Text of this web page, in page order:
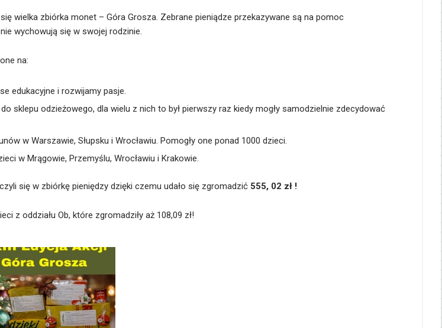
wielka zbiórka monet – Góra Grosza. Zebrane pieniądze przekazywane są na pomoc
wychowują się w swojej rodzinie.
na:
edukacyjne i rozwijamy pasje.
sklepu odzieżowego, dla wielu z nich to był pierwszy raz kiedy mogły samodzielnie zdecydować
w Warszawie, Słupsku i Wrocławiu. Pomogły one ponad 1000 dzieci.
w Mrągowie, Przemyślu, Wrocławiu i Krakowie.
się w zbiórkę pieniędzy dzięki czemu udało się zgromadzić 555, 02 zł !
z oddziału Ob, które zgromadziły aż 108,09 zł!